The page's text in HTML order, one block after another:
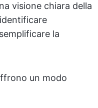
visione chiara della
la
un modo